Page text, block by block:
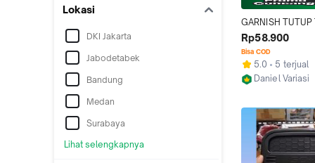
Lokasi
DKI Jakarta
Jabodetabek
Bandung
Medan
Surabaya
Lihat selengkapnya
GARNISH TUTUP
BENSIN MOBIL/
COVER / TUTUP
KARIMUN
DATSUN GO +
NEW
Rp58.900
Bisa COD
5.0
5 terjual
Daniel Variasi